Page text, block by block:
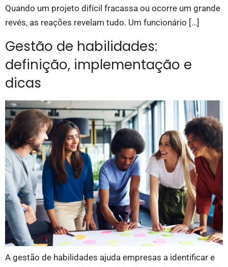
Quando um projeto difícil fracassa ou ocorre um grande
revés, as reações revelam tudo. Um funcionário […]
Gestão de habilidades:
definição, implementação e
dicas
A gestão de habilidades ajuda empresas a identificar e